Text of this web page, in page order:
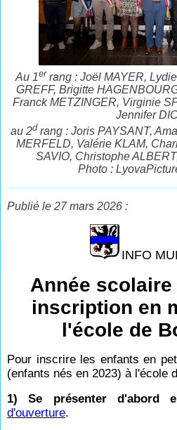
Au 1er rang : Joël MAYER,
GREFF, Brigitte
Franck METZINGER, Virginie
Jennifer
au 2d rang : Joris PAYSANT,
MERFELD, Valérie KLAM,
SAVIO, Christophe
Photo :
Publié le 27 mars 2026 :
INFO
Année scolaire
inscription en
l'école de
Pour inscrire les enfants en
(enfants nés en 2023) à l'école
1) Se présenter d'abord
d'ouverture.